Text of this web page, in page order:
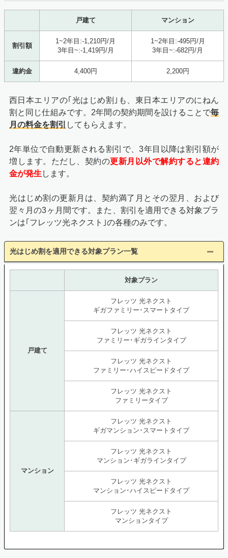
戸建て マンション
割引額
1~2年目:-1,210円/月
3年目~:-1,419円/月
1~2年目:-495円/月
3年目~:-682円/月
違約金 4,400円 2,200円
西日本エリアの｢光はじめ割｣も、東日本エリアのにねん
割と同じ仕組みです。2年間の契約期間を設けることで毎
月の料金を割引 してもらえます。
2年単位で自動更新される割引で、3年目以降は割引額が
増します。ただし、契約の更新月以外で解約すると違約
金が発生 します。
光はじめ割の更新月は、契約満了月とその翌月、および
翌々月の3ヶ月間です。また、割引を適用できる対象プラ
ンは｢フレッツ光ネクスト｣の各種のみです。
光はじめ割を適用できる対象プラン一覧
対象プラン
戸建て
フレッツ 光ネクスト
ギガファミリー･スマートタイプ
フレッツ 光ネクスト
ファミリー･ギガラインタイプ
フレッツ 光ネクスト
ファミリー･ハイスピードタイプ
フレッツ 光ネクスト
ファミリータイプ
マンション
フレッツ 光ネクスト
ギガマンション･スマートタイプ
フレッツ 光ネクスト
マンション･ギガラインタイプ
フレッツ 光ネクスト
マンション･ハイスピードタイプ
フレッツ 光ネクスト
マンションタイプ